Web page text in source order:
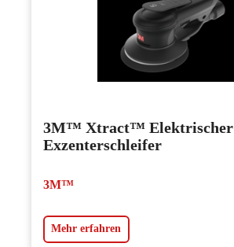
3M™ Xtract™ Elektrischer
Exzenterschleifer
3M™
Mehr erfahren